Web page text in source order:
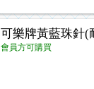
可樂牌黃藍珠針(
會員方可購買